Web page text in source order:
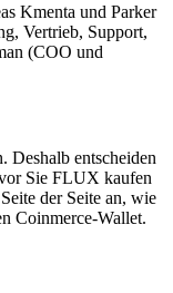
Kmenta und Parker
Vertrieb, Support,
(COO und
entscheiden
Sie FLUX kaufen
der Seite an, wie
Coinmerce-Wallet.